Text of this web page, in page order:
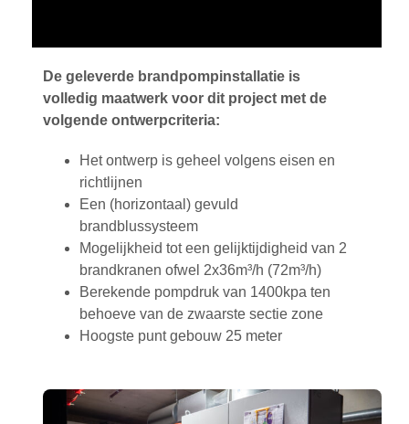
De geleverde brandpompinstallatie is
volledig maatwerk voor dit project met de
volgende ontwerpcriteria:
Het ontwerp is geheel volgens eisen en
richtlijnen
Een (horizontaal) gevuld
brandblussysteem
Mogelijkheid tot een gelijktijdigheid van 2
brandkranen ofwel 2x36m³/h (72m³/h)
Berekende pompdruk van 1400kpa ten
behoeve van de zwaarste sectie zone
Hoogste punt gebouw 25 meter